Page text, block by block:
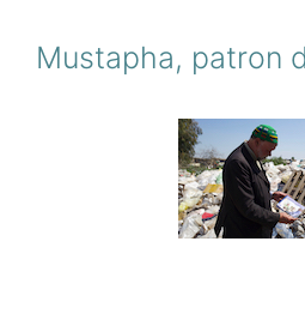
Mustapha, patron